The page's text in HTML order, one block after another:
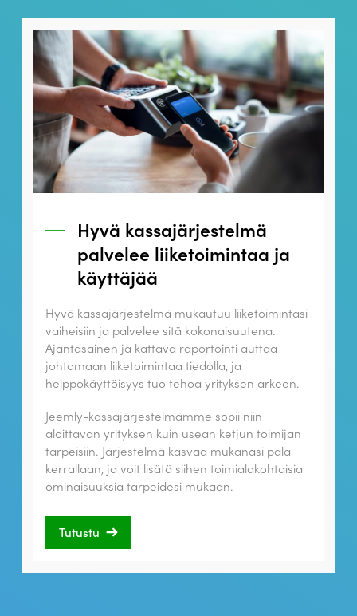
Hyvä kassajärjestelmä
palvelee liiketoimintaa ja
käyttäjää
Hyvä kassajärjestelmä mukautuu liiketoimintasi
vaiheisiin ja palvelee sitä kokonaisuutena.
Ajantasainen ja kattava raportointi auttaa
johtamaan liiketoimintaa tiedolla, ja
helppokäyttöisyys tuo tehoa yrityksen arkeen.
Jeemly-kassajärjestelmämme sopii niin
aloittavan yrityksen kuin usean ketjun toimijan
tarpeisiin. Järjestelmä kasvaa mukanasi pala
kerrallaan, ja voit lisätä siihen toimialakohtaisia
ominaisuuksia tarpeidesi mukaan.
Tutustu